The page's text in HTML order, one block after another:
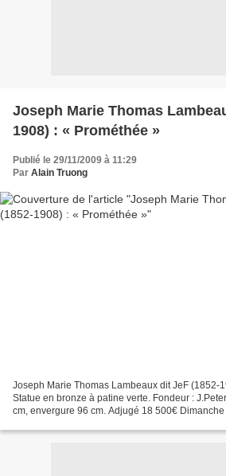
Joseph Marie Thomas
1908) : « Prométhée »
Publié le 29/11/2009 à 11:29
Par Alain Truong
Joseph Marie Thomas Lambeaux dit JeF (1852-
Statue en bronze à patine verte. Fondeur :
cm, envergure 96 cm. Adjugé 18 500€